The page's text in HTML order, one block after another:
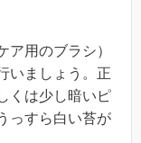
用のブラシ）
いましょう。正
くは少し暗いピ
っすら白い苔が